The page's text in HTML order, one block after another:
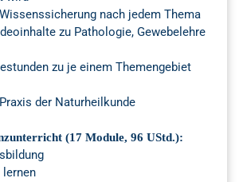
nach jedem Thema
zu Pathologie, Gewebelehre
zu je einem Themengebiet
der Naturheilkunde
(17 Module, 96 UStd.):
lernen